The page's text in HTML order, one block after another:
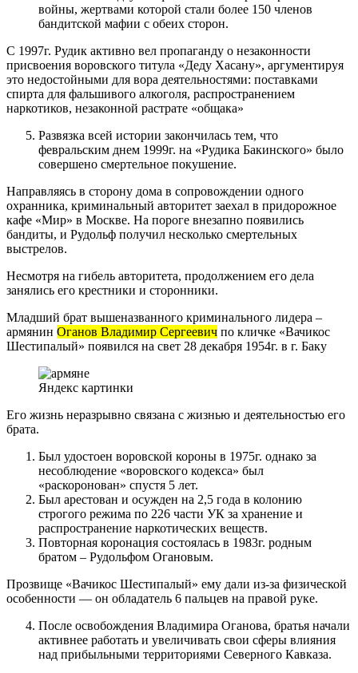
войны, жертвами которой стали более 150 членов
бандитской мафии с обеих сторон.
С 1997г. Рудик активно вел пропаганду о незаконности
присвоения воровского титула «Деду Хасану», аргументируя
это недостойными для вора деятельностями: поставками
спирта для фальшивого алкоголя, распространением
наркотиков, незаконной растрате «общака»
Развязка всей истории закончилась тем, что
февральским днем 1999г. на «Рудика Бакинского» было
совершено смертельное покушение.
Направляясь в сторону дома в сопровождении одного
охранника, криминальный авторитет заехал в придорожное
кафе «Мир» в Москве. На пороге внезапно появились
бандиты, и Рудольф получил несколько смертельных
выстрелов.
Несмотря на гибель авторитета, продолжением его дела
занялись его крестники и сторонники.
Младший брат вышеназванного криминального лидера –
армянин Оганов Владимир Сергеевич по кличке «Вачикос
Шестипалый» появился на свет 28 декабря 1954г. в г. Баку
Яндекс картинки
Его жизнь неразрывно связана с жизнью и деятельностью его
брата.
Был удостоен воровской короны в 1975г. однако за
несоблюдение «воровского кодекса» был
«раскоронован» спустя 5 лет.
Был арестован и осужден на 2,5 года в колонию
строгого режима по 226 части УК за хранение и
распространение наркотических веществ.
Повторная коронация состоялась в 1983г. родным
братом – Рудольфом Огановым.
Прозвище «Вачикос Шестипалый» ему дали из-за физической
особенности — он обладатель 6 пальцев на правой руке.
После освобождения Владимира Оганова, братья начали
активнее работать и увеличивать свои сферы влияния
над прибыльными территориями Северного Кавказа.